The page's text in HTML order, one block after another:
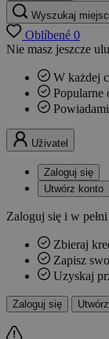
Wyszukaj
Oblíbené 0
Nie masz jeszcze
W każdej
Popularne
Uživatel
Zaloguj się
Utwórz konto
Zaloguj się i w
Zbieraj
Zapisz
Uzyskaj
Zaloguj się